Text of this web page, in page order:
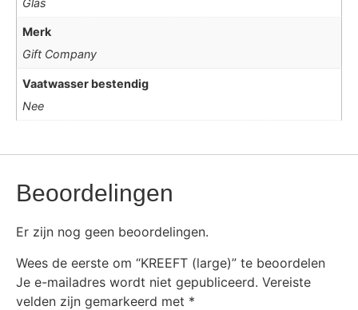
Merk
Gift Company
Vaatwasser bestendig
Nee
Beoordelingen
Er zijn nog geen beoordelingen.
Wees de eerste om “KREEFT (large)” te beoordelen
Je e-mailadres wordt niet gepubliceerd. Vereiste
velden zijn gemarkeerd met *